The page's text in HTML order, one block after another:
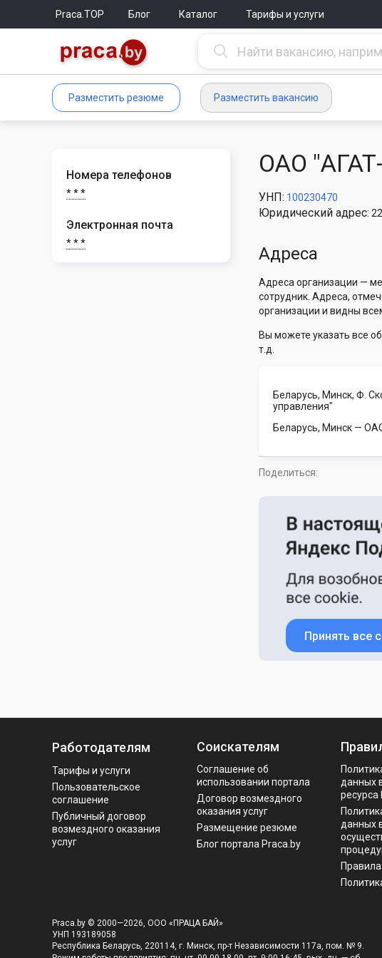
Praca.TOP Блог Каталог Тарифы и услуги
Разместить резюме Разместить вакансию
Номера телефонов
* * *
Электронная почта
* * *
ОАО
УНП: 100230470
Юридический адрес:
Адреса
Адреса организации —
сотрудник. Адреса,
организации и видны
Вы можете указать все
т.д.
Беларусь, Минск, Ф.
управления"
Беларусь, Минск —
Поделиться:
Принять все
Работодателям
Тарифы и услуги
Пользовательское
соглашение
Публичный договор
возмездного оказания
услуг
Соискателям
Соглашение об
использовании портала
Договор возмездного
оказания услуг
Размещение резюме
Блог портала Praca.by
данных
ресурса
данных
Praca.by © 2000—2026, ООО «ПРАЦА БАЙ»
УНП 193189058
Республика Беларусь, 220114, г. Минск, пр-т Независимости 117а, пом. № 9.